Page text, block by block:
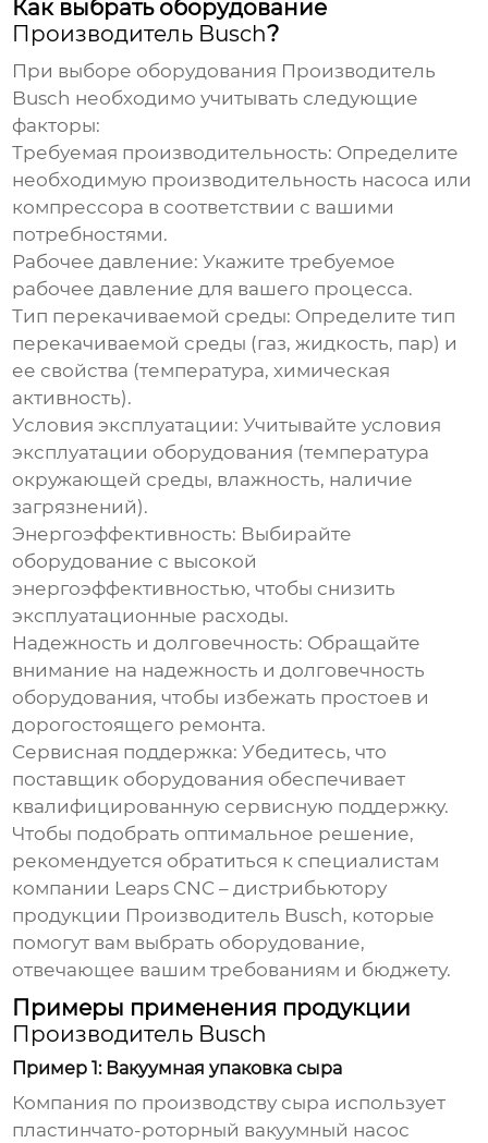
Как выбрать оборудование
Производитель Busch?
При выборе оборудования Производитель
Busch необходимо учитывать следующие
факторы:
Требуемая производительность: Определите
необходимую производительность насоса или
компрессора в соответствии с вашими
потребностями.
Рабочее давление: Укажите требуемое
рабочее давление для вашего процесса.
Тип перекачиваемой среды: Определите тип
перекачиваемой среды (газ, жидкость, пар) и
ее свойства (температура, химическая
активность).
Условия эксплуатации: Учитывайте условия
эксплуатации оборудования (температура
окружающей среды, влажность, наличие
загрязнений).
Энергоэффективность: Выбирайте
оборудование с высокой
энергоэффективностью, чтобы снизить
эксплуатационные расходы.
Надежность и долговечность: Обращайте
внимание на надежность и долговечность
оборудования, чтобы избежать простоев и
дорогостоящего ремонта.
Сервисная поддержка: Убедитесь, что
поставщик оборудования обеспечивает
квалифицированную сервисную поддержку.
Чтобы подобрать оптимальное решение,
рекомендуется обратиться к специалистам
компании Leaps CNC – дистрибьютору
продукции Производитель Busch, которые
помогут вам выбрать оборудование,
отвечающее вашим требованиям и бюджету.
Примеры применения продукции
Производитель Busch
Пример 1: Вакуумная упаковка сыра
Компания по производству сыра использует
пластинчато-роторный вакуумный насос